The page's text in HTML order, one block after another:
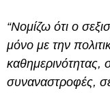
“Νομίζω ότι ο
μόνο με την
καθημερινότητας,
συναναστροφές,